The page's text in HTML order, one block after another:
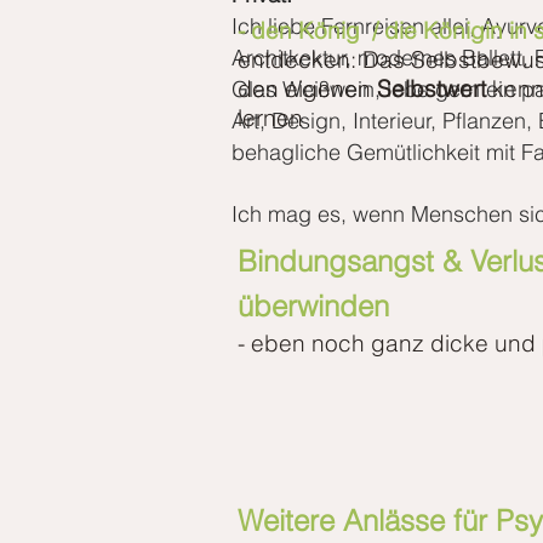
Ich liebe Fernreisen allei,
Architkektur, modernes Ballett,
Glas Weißwein, lebe gern ein
Art, Design, Interieur,
behagliche Gemütlichkeit mit
Ich mag es, wenn Menschen
- den König / die Königin in
entdecken:Das
deneigenenSelbstwert
lernen
Bindungsangst &
überwinden
- eben noch ganz dicke und
Weitere Anlässe für